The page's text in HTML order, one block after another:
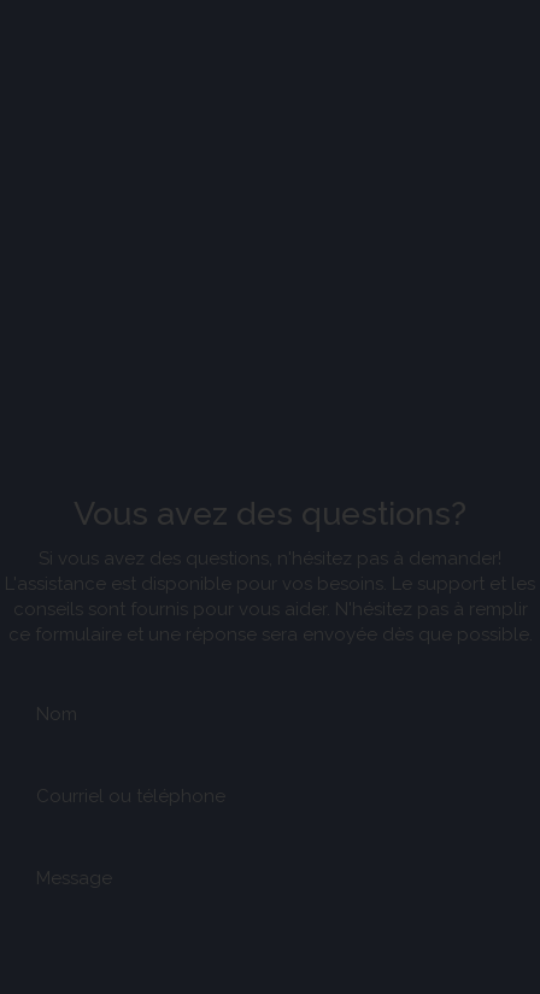
Vous avez des questions?
Si vous avez des questions, n'hésitez pas à demander!
L'assistance est disponible pour vos besoins. Le support et les
conseils sont fournis pour vous aider. N'hésitez pas à remplir
ce formulaire et une réponse sera envoyée dès que possible.
Nom
Courriel ou téléphone
Message